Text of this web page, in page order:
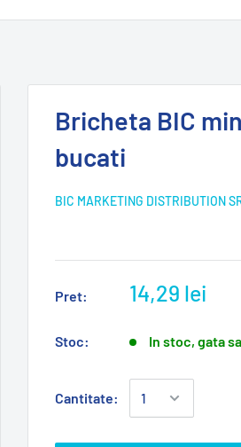
Bricheta BIC
bucati
BIC MARKETING DISTRIBUTION
Pret: 14,29 lei
Stoc: In stoc, gata
Cantitate: